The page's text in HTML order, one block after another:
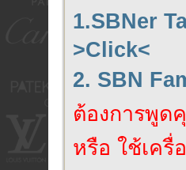
1.SBNer
>Click<
2. SBN
ต้องการพูด
หรือ ใช้เครื่